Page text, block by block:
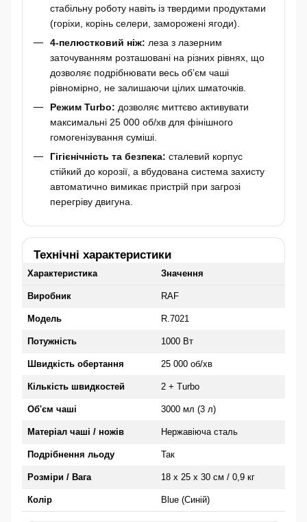
стабільну роботу навіть із твердими продуктами
(горіхи, корінь селери, заморожені ягоди).
4-пелюстковий ніж: леза з лазерним
заточуванням розташовані на різних рівнях, що
дозволяє подрібнювати весь об’єм чаші
рівномірно, не залишаючи цілих шматочків.
Режим Turbo: дозволяє миттєво активувати
максимальні 25 000 об/хв для фінішного
гомогенізування суміші.
Гігієнічність та безпека: сталевий корпус
стійкий до корозії, а вбудована система захисту
автоматично вимикає пристрій при загрозі
перегріву двигуна.
Технічні характеристики
Характеристика Значення
Виробник RAF
Модель R.7021
Потужність 1000 Вт
Швидкість обертання 25 000 об/хв
Кількість швидкостей 2 + Turbo
Об'єм чаші 3000 мл (3 л)
Матеріал чаші / ножів Нержавіюча сталь
Подрібнення льоду Так
Розміри / Вага 18 х 25 х 30 см / 0,9 кг
Колір Blue (Синій)